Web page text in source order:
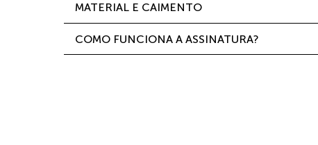
MATERIAL E CAIMENTO
COMO FUNCIONA A ASSINATURA?